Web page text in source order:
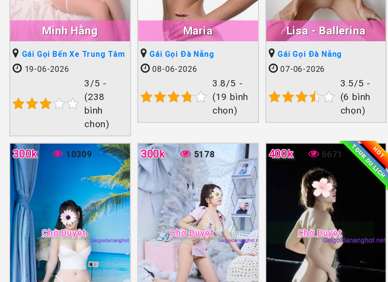
Minh Hằng
Gái Gọi Bến Xe Trung Tâm
19-06-2026
3/5 -
(238
bình
chọn)
Maria
Gái Gọi Đà Nẵng
08-06-2026
3.8/5 -
(19 bình
chọn)
Lisa - Ballerina
Gái Gọi Đà Nẵng
07-06-2026
3.5/5 -
(6 bình
chọn)
300k 10309
Chờ Duyệt
300k 5178
Chờ Duyệt
400k 6671 HOT
TOUR DU LỊCH
Chờ Duyệt